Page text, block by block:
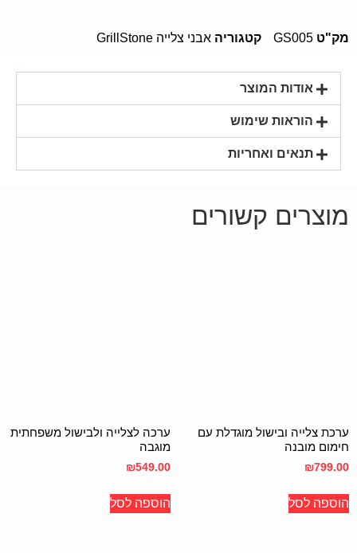
מק"ט GS005 קטגוריה אבני צלייה GrillStone
אודות המוצר
הוראות שימוש
תנאים ואחריות
מוצרים קשורים
ערכת צלייה ובישול מוגדלת עם
חימום מובנה
₪799.00
הוספה לסל
ערכה לצלייה ולבישול משפחתית
מוגבה
₪549.00
הוספה לסל